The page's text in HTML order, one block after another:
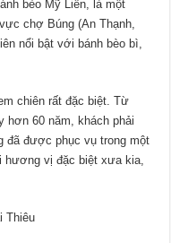
bèo Mỹ Liên, là một
chợ Búng (An Thạnh,
nổi bật với bánh bèo bì,
chiên rất đặc biệt. Từ
hơn 60 năm, khách phải
đã được phục vụ trong một
hương vị đặc biệt xưa kia,
Thiêu